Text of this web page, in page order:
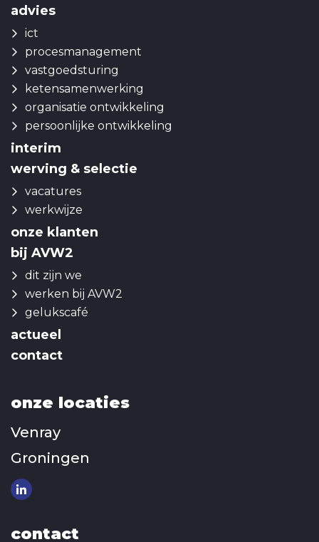
advies
ict
procesmanagement
vastgoedsturing
ketensamenwerking
organisatie ontwikkeling
persoonlijke ontwikkeling
interim
werving & selectie
vacatures
werkwijze
onze klanten
bij AVW2
dit zijn we
werken bij AVW2
gelukscafé
actueel
contact
onze locaties
Venray
Groningen
contact